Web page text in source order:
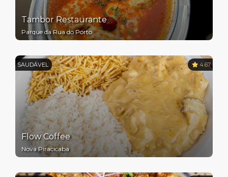
Tambor Restaurante
Parque da Rua do Porto
SAUDÁVEL 4.67
Flow Coffee
Nova Piracicaba